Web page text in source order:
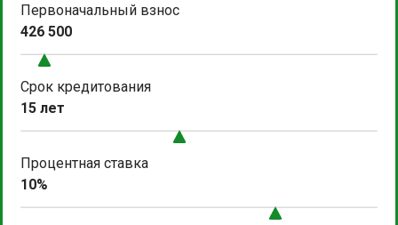
Первоначальный взнос
426 500
Срок кредитования
15 лет
Процентная ставка
10%